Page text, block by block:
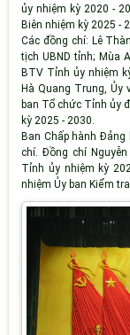
ủy nhiệm kỳ 2020 -
Biên nhiệm kỳ 2025 -
Các đồng chí: Lê
tịch UBND tỉnh; Mùa
BTV Tỉnh ủy nhiệm
Hà Quang Trung, Ủy
ban Tổ chức Tỉnh ủy
kỳ 2025 - 2030.
Ban Chấp hành Đảng
chí. Đồng chí
Tỉnh ủy nhiệm kỳ
nhiệm Ủy ban Kiểm